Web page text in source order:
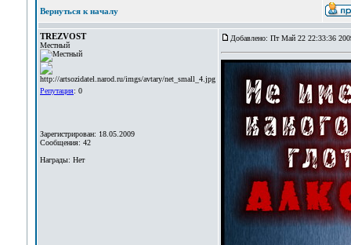
Вернуться к началу
TREZVOST
Местный
Репутация: 0
Зарегистрирован: 18.05.2009
Сообщения: 42
Награды: Нет
Добавлено: Пт Май 22 22:33:36